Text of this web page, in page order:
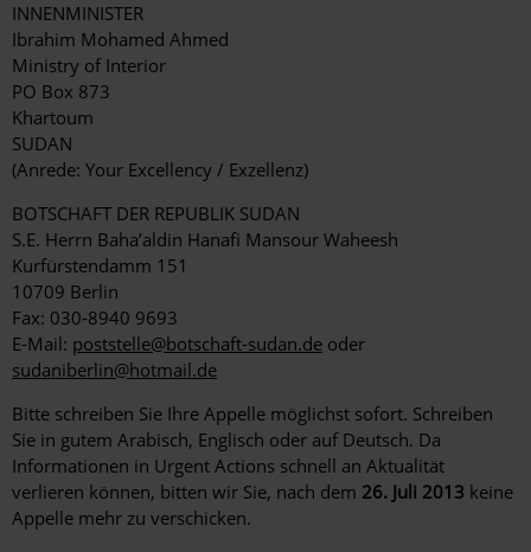
INNENMINISTER
Ibrahim Mohamed Ahmed
Ministry of Interior
PO Box 873
Khartoum
SUDAN
(Anrede: Your Excellency / Exzellenz)
BOTSCHAFT DER REPUBLIK SUDAN
S.E. Herrn Baha’aldin Hanafi Mansour Waheesh
Kurfürstendamm 151
10709 Berlin
Fax: 030-8940 9693
E-Mail: poststelle@botschaft-sudan.de oder
sudaniberlin@hotmail.de
Bitte schreiben Sie Ihre Appelle möglichst sofort. Schreiben
Sie in gutem Arabisch, Englisch oder auf Deutsch. Da
Informationen in Urgent Actions schnell an Aktualität
verlieren können, bitten wir Sie, nach dem 26. Juli 2013 keine
Appelle mehr zu verschicken.